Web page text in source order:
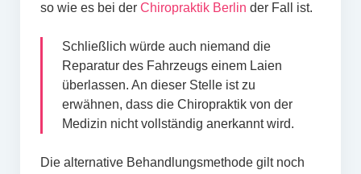
so wie es bei der Chiropraktik Berlin der Fall ist.
Schließlich würde auch niemand die
Reparatur des Fahrzeugs einem Laien
überlassen. An dieser Stelle ist zu
erwähnen, dass die Chiropraktik von der
Medizin nicht vollständig anerkannt wird.
Die alternative Behandlungsmethode gilt noch